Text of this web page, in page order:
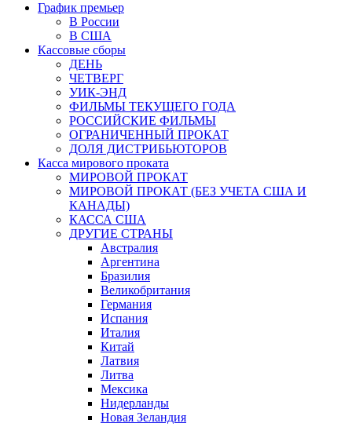
График премьер
В России
В США
Кассовые сборы
ДЕНЬ
ЧЕТВЕРГ
УИК-ЭНД
ФИЛЬМЫ ТЕКУЩЕГО ГОДА
РОССИЙСКИЕ ФИЛЬМЫ
ОГРАНИЧЕННЫЙ ПРОКАТ
ДОЛЯ ДИСТРИБЬЮТОРОВ
Касса мирового проката
МИРОВОЙ ПРОКАТ
МИРОВОЙ ПРОКАТ (БЕЗ УЧЕТА США И
КАНАДЫ)
КАССА США
ДРУГИЕ СТРАНЫ
Австралия
Аргентина
Бразилия
Великобритания
Германия
Испания
Италия
Китай
Латвия
Литва
Мексика
Нидерланды
Новая Зеландия